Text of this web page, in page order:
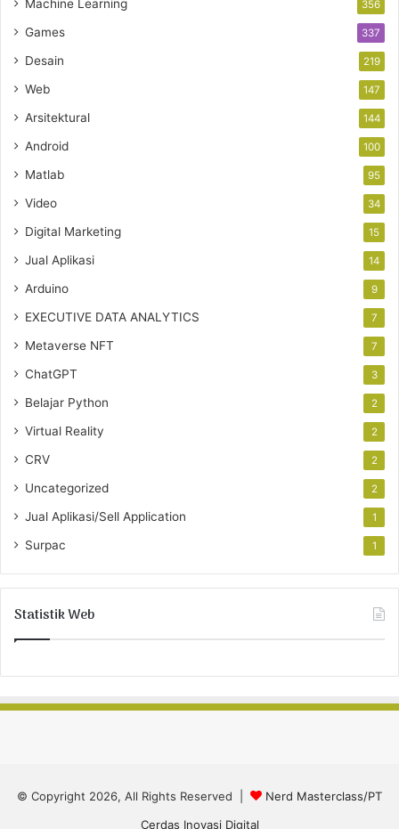
Machine Learning 356
Games 337
Desain 219
Web 147
Arsitektural 144
Android 100
Matlab 95
Video 34
Digital Marketing 15
Jual Aplikasi 14
Arduino 9
EXECUTIVE DATA ANALYTICS 7
Metaverse NFT 7
ChatGPT 3
Belajar Python 2
Virtual Reality 2
CRV 2
Uncategorized 2
Jual Aplikasi/Sell Application 1
Surpac 1
Statistik Web
© Copyright 2026, All Rights Reserved |
Nerd Masterclass/PT
Cerdas Inovasi Digital